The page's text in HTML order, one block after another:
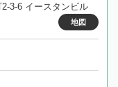
3-6 イースタンビル
地図